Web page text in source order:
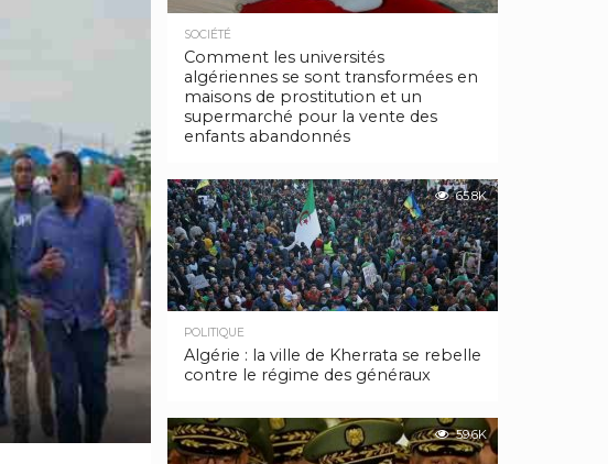
SOCIÉTÉ
Comment les universités
algériennes se sont transformées en
maisons de prostitution et un
supermarché pour la vente des
enfants abandonnés
65.8K
POLITIQUE
Algérie : la ville de Kherrata se rebelle
contre le régime des généraux
59.6K